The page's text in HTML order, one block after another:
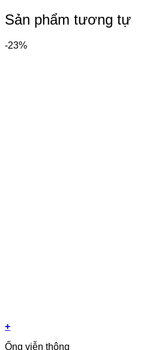
Sản phẩm tương tự
-23%
+
Ống viễn thông